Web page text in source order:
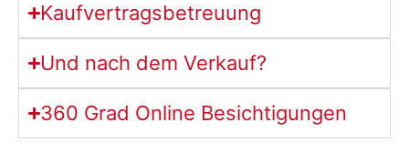
Kaufvertragsbetreuung
Und nach dem Verkauf?
360 Grad Online Besichtigungen